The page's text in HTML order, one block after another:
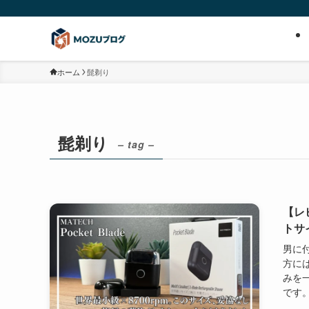
ホーム 髭剃り
髭剃り – tag –
【
ト
男に
方に
みを
です